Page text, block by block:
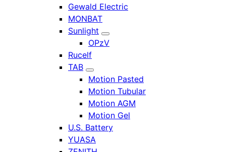
Gewald Electric
MONBAT
Sunlight
OPzV
Rucelf
TAB
Motion Pasted
Motion Tubular
Motion AGM
Motion Gel
U.S. Battery
YUASA